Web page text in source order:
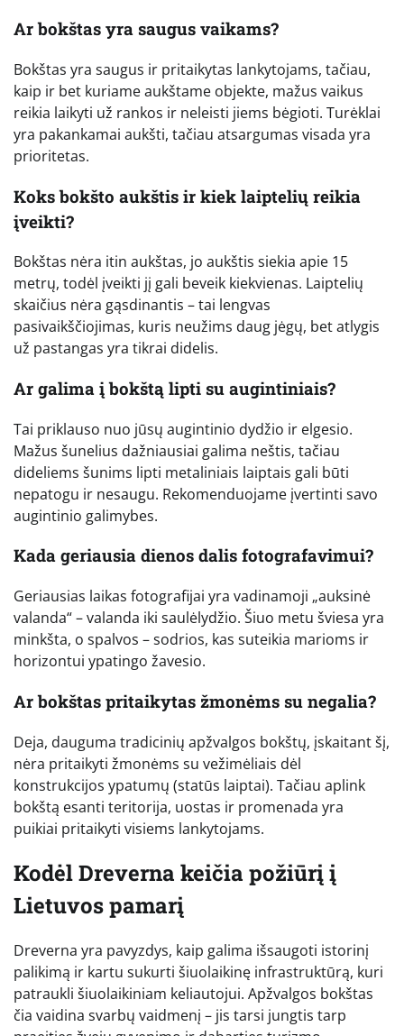
Ar bokštas yra saugus vaikams?
Bokštas yra saugus ir pritaikytas lankytojams, tačiau,
kaip ir bet kuriame aukštame objekte, mažus vaikus
reikia laikyti už rankos ir neleisti jiems bėgioti. Turėklai
yra pakankamai aukšti, tačiau atsargumas visada yra
prioritetas.
Koks bokšto aukštis ir kiek laiptelių reikia
įveikti?
Bokštas nėra itin aukštas, jo aukštis siekia apie 15
metrų, todėl įveikti jį gali beveik kiekvienas. Laiptelių
skaičius nėra gąsdinantis – tai lengvas
pasivaikščiojimas, kuris neužims daug jėgų, bet atlygis
už pastangas yra tikrai didelis.
Ar galima į bokštą lipti su augintiniais?
Tai priklauso nuo jūsų augintinio dydžio ir elgesio.
Mažus šunelius dažniausiai galima neštis, tačiau
dideliems šunims lipti metaliniais laiptais gali būti
nepatogu ir nesaugu. Rekomenduojame įvertinti savo
augintinio galimybes.
Kada geriausia dienos dalis fotografavimui?
Geriausias laikas fotografijai yra vadinamoji „auksinė
valanda“ – valanda iki saulėlydžio. Šiuo metu šviesa yra
minkšta, o spalvos – sodrios, kas suteikia marioms ir
horizontui ypatingo žavesio.
Ar bokštas pritaikytas žmonėms su negalia?
Deja, dauguma tradicinių apžvalgos bokštų, įskaitant šį,
nėra pritaikyti žmonėms su vežimėliais dėl
konstrukcijos ypatumų (statūs laiptai). Tačiau aplink
bokštą esanti teritorija, uostas ir promenada yra
puikiai pritaikyti visiems lankytojams.
Kodėl Dreverna keičia požiūrį į
Lietuvos pamarį
Dreverna yra pavyzdys, kaip galima išsaugoti istorinį
palikimą ir kartu sukurti šiuolaikinę infrastruktūrą, kuri
patraukli šiuolaikiniam keliautojui. Apžvalgos bokštas
čia vaidina svarbų vaidmenį – jis tarsi jungtis tarp